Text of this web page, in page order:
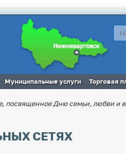
Муниципальные услуги Торговая
посвященное Дню семьи, любви и
СЕТЯХ